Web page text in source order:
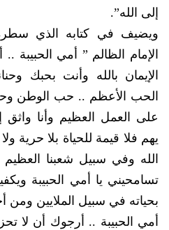
إلى الله”.
ويضيف في كتابه الذي
الإمام الظالم ” أمي
الإيمان بالله وأنت بحبك
الحب الأعظم .. حب الوطن
على العمل العظيم وأنا
يهم فلا قيمة للحياة بلا
الله وفي سبيل شعبنا
تسامحيني يا أمي الحبيبة
بحياته في سبيل الملايين
أمي الحبيبة .. أرجوك أن لا